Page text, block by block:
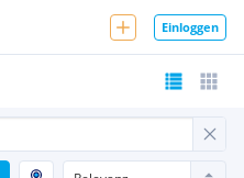
Einloggen